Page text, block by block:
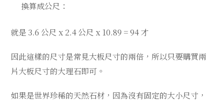
換算成公尺：
就是 3.6 公尺 x 2.4 公尺 x 10.89 = 94 才
因此這樣的尺寸是常見大板尺寸的兩倍，所以只要購買兩
片大板尺寸的大理石即可。
如果是世界珍稀的天然石材，因為沒有固定的大小尺寸，